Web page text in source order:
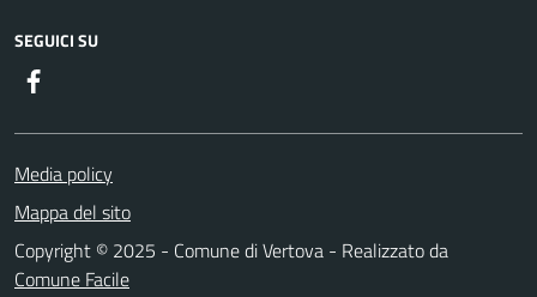
SEGUICI SU
Media policy
Mappa del sito
Copyright © 2025 - Comune di Vertova - Realizzato da
Comune Facile